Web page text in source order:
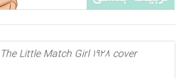
Little Match Girl 1928 cover